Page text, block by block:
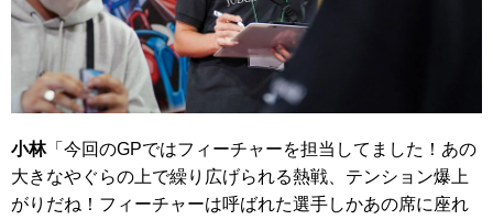
小林「今回のGPではフィーチャーを担当してました！あの
大きなやぐらの上で繰り広げられる熱戦、テンション爆上
がりだね！フィーチャーは呼ばれた選手しかあの席に座れ